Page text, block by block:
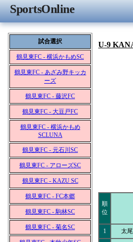
SportsOnline
試合選択
鶴見東FC - 横浜かもめSC
鶴見東FC - あざみ野キッカ
ーズ
鶴見東FC - 藤沢FC
鶴見東FC - 大豆戸FC
鶴見東FC - 横浜かもめ
SCLUNA
鶴見東FC - 元石川SC
鶴見東FC - アローズSC
鶴見東FC - KAZU SC
鶴見東FC - FC本郷
鶴見東FC - 駒林SC
鶴見東FC - 菊名SC
U-9
順
位
1 太